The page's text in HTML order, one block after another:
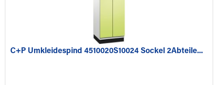
C+P Umkleidespind 4510020S10024 Sockel 2Abteile...